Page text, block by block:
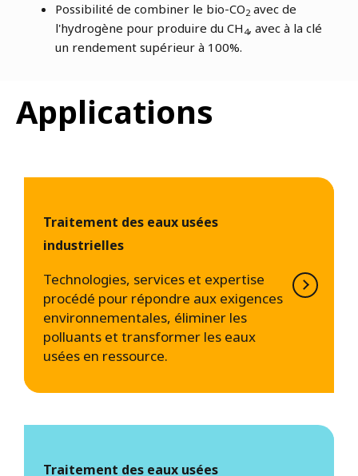
Possibilité de combiner le bio-CO2 avec de
l'hydrogène pour produire du CH 4, avec à la clé
un rendement supérieur à 100%.
Applications
Traitement des eaux usées
industrielles
Technologies, services et expertise
procédé pour répondre aux exigences
environnementales, éliminer les
polluants et transformer les eaux
usées en ressource.
Traitement des eaux usées